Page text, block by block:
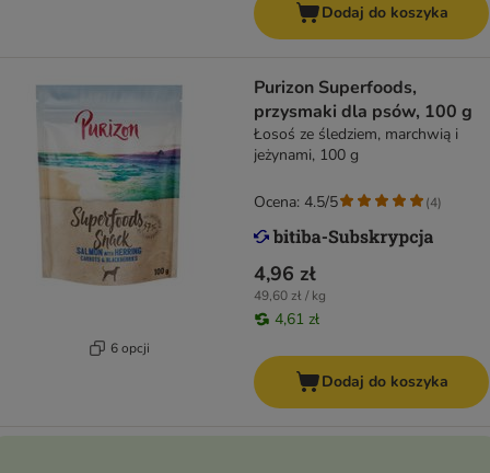
Dodaj do koszyka
6 opcji
Purizon Superfoods,
przysmaki dla psów, 100 g
Łosoś ze śledziem, marchwią i
jeżynami, 100 g
4,96 zł
49,60 zł / kg
4,61 zł
Ocena: 4.5/5 (4)
Dodaj do koszyka